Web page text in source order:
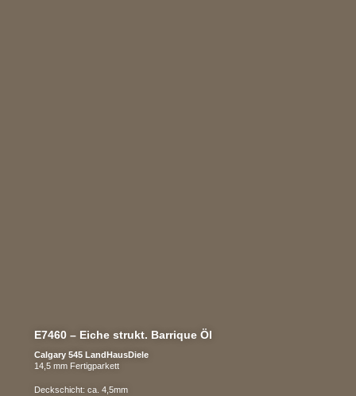
E7460 – Eiche strukt. Barrique Öl
Calgary 545 LandHausDiele
14,5 mm Fertigparkett
Deckschicht: ca. 4,5mm